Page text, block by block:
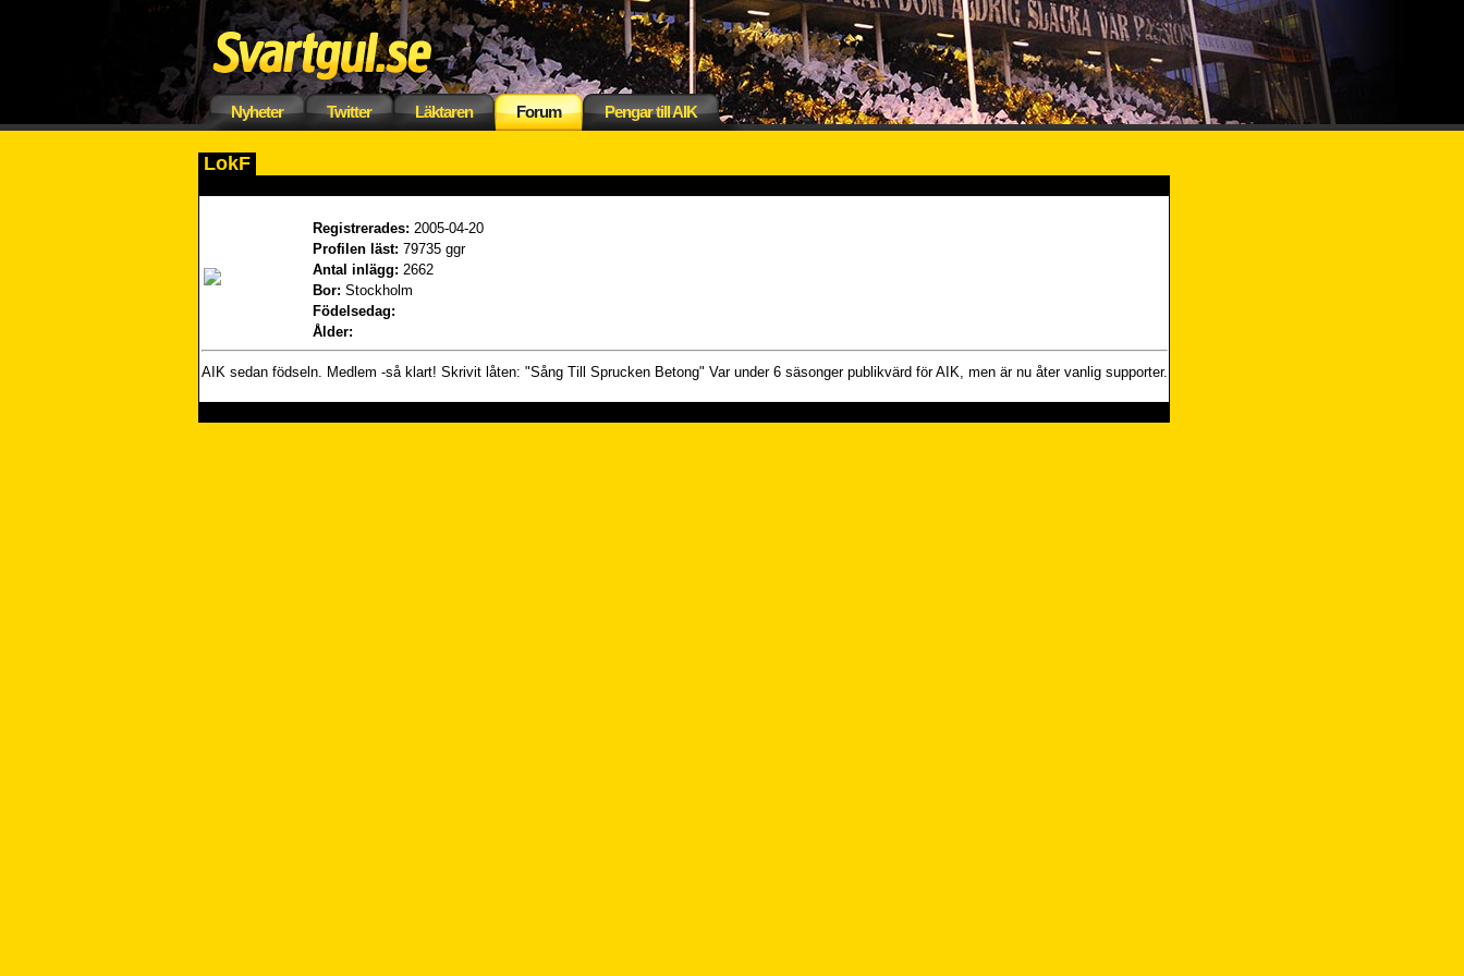
Nyheter Twitter Läktaren Forum Pengar till AIK
LokF
Registrerades: 2005-04-20
Profilen läst: 79735 ggr
Antal inlägg: 2662
Bor: Stockholm
Födelsedag:
Ålder:
AIK sedan födseln. Medlem -så klart! Skrivit låten: "Sång Till Sprucken Betong" Var under 6 säsonger publikvärd för AIK, men är nu åter vanlig supporter.